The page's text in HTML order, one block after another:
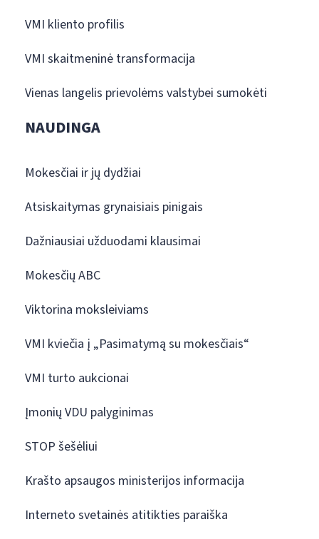
VMI kliento profilis
VMI skaitmeninė transformacija
Vienas langelis prievolėms valstybei sumokėti
NAUDINGA
Mokesčiai ir jų dydžiai
Atsiskaitymas grynaisiais pinigais
Dažniausiai užduodami klausimai
Mokesčių ABC
Viktorina moksleiviams
VMI kviečia į „Pasimatymą su mokesčiais“
VMI turto aukcionai
Įmonių VDU palyginimas
STOP šešėliui
Krašto apsaugos ministerijos informacija
Interneto svetainės atitikties paraiška